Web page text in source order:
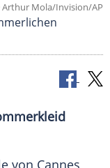
Arthur Mola/Invision/AP